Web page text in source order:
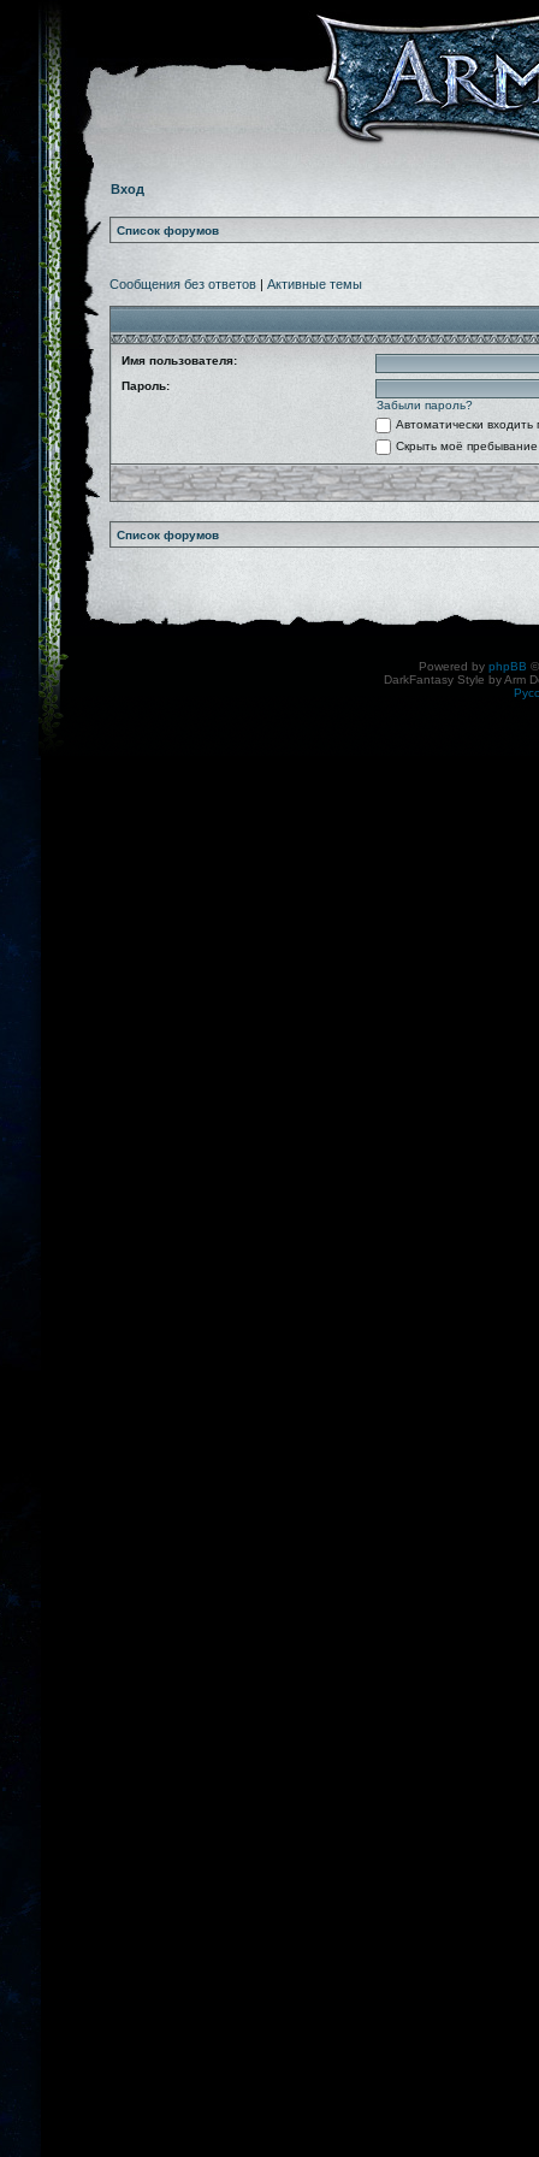
Вход
Список форумов
Сообщения без ответов | Активные темы
Имя пользователя:
Пароль:
Забыли пароль?
Автоматически
Скрыть моё
Список форумов
Powered by phpBB
DarkFantasy Style by Arm